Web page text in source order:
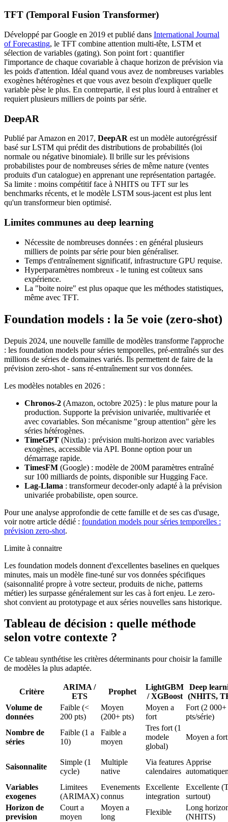
TFT (Temporal Fusion Transformer)
Développé par Google en 2019 et publié dans International Journal
of Forecasting, le TFT combine attention multi-tête, LSTM et
sélection de variables (gating). Son point fort : quantifier
l'importance de chaque covariable à chaque horizon de prévision via
les poids d'attention. Idéal quand vous avez de nombreuses variables
exogènes hétérogènes et que vous avez besoin d'expliquer quelle
variable pèse le plus. En contrepartie, il est plus lourd à entraîner et
requiert plusieurs milliers de points par série.
DeepAR
Publié par Amazon en 2017, DeepAR est un modèle autorégréssif
basé sur LSTM qui prédit des distributions de probabilités (loi
normale ou négative binomiale). Il brille sur les prévisions
probabilistes pour de nombreuses séries de même nature (ventes
produits d'un catalogue) en apprenant une représentation partagée.
Sa limite : moins compétitif face à NHITS ou TFT sur les
benchmarks récents, et le modèle LSTM sous-jacent est plus lent
qu'un transformeur bien optimisé.
Limites communes au deep learning
Nécessite de nombreuses données : en général plusieurs
milliers de points par série pour bien généraliser.
Temps d'entraînement significatif, infrastructure GPU requise.
Hyperparamètres nombreux - le tuning est coûteux sans
expérience.
La "boite noire" est plus opaque que les méthodes statistiques,
même avec TFT.
Foundation models : la 5e voie (zero-shot)
Depuis 2024, une nouvelle famille de modèles transforme l'approche
: les foundation models pour séries temporelles, pré-entraînés sur des
millions de séries de domaines variés. Ils permettent de faire de la
prévision zero-shot - sans ré-entraînement sur vos données.
Les modèles notables en 2026 :
Chronos-2 (Amazon, octobre 2025) : le plus mature pour la
production. Supporte la prévision univariée, multivariée et
avec covariables. Son mécanisme "group attention" gère les
séries hétérogènes.
TimeGPT (Nixtla) : prévision multi-horizon avec variables
exogènes, accessible via API. Bonne option pour un
démarrage rapide.
TimesFM (Google) : modèle de 200M paramètres entraîné
sur 100 milliards de points, disponible sur Hugging Face.
Lag-Llama : transformeur decoder-only adapté à la prévision
univariée probabiliste, open source.
Pour une analyse approfondie de cette famille et de ses cas d'usage,
voir notre article dédié : foundation models pour séries temporelles :
prévision zero-shot.
Limite à connaitre
Les foundation models donnent d'excellentes baselines en quelques
minutes, mais un modèle fine-tuné sur vos données spécifiques
(saisonnalité propre à votre secteur, produits de niche, patterns
métier) les surpasse généralement sur les cas à fort enjeu. Le zero-
shot convient au prototypage et aux séries nouvelles sans historique.
Tableau de décision : quelle méthode
selon votre contexte ?
Ce tableau synthétise les critères déterminants pour choisir la famille
de modèles la plus adaptée.
Critère
ARIMA /
ETS
Prophet
LightGBM
/ XGBoost
Deep
(NHITS,
Volume de
données
Faible (<
200 pts)
Moyen
(200+ pts)
Moyen a
fort
Fort (2 000+
pts/série)
Nombre de
séries
Faible (1 a
10)
Faible a
moyen
Tres fort (1
modele
global)
Moyen a fort
Saisonnalite
Simple (1
cycle)
Multiple
native
Via features
calendaires
Apprise
Variables
exogenes
Limitees
(ARIMAX)
Evenements
connus
Excellente
integration
Excellente
surtout)
Horizon de
prevision
Court a
moyen
Moyen a
long
Flexible
Long
(NHITS)